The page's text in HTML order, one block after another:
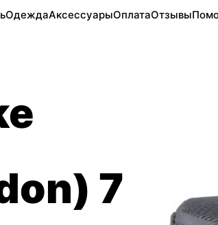
ОдеждаАксессуарыОплатаОтзывы
7